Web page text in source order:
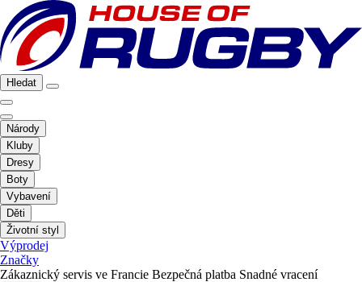
Hledat
Národy
Kluby
Dresy
Boty
Vybavení
Děti
Životní styl
Výprodej
Značky
Zákaznický servis ve Francie Bezpečná platba Snadné vracení